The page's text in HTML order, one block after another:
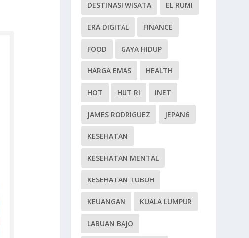
DESTINASI WISATA EL RUMI
ERA DIGITAL FINANCE
FOOD GAYA HIDUP
HARGA EMAS HEALTH
HOT HUT RI INET
JAMES RODRIGUEZ JEPANG
KESEHATAN
KESEHATAN MENTAL
KESEHATAN TUBUH
KEUANGAN KUALA LUMPUR
LABUAN BAJO